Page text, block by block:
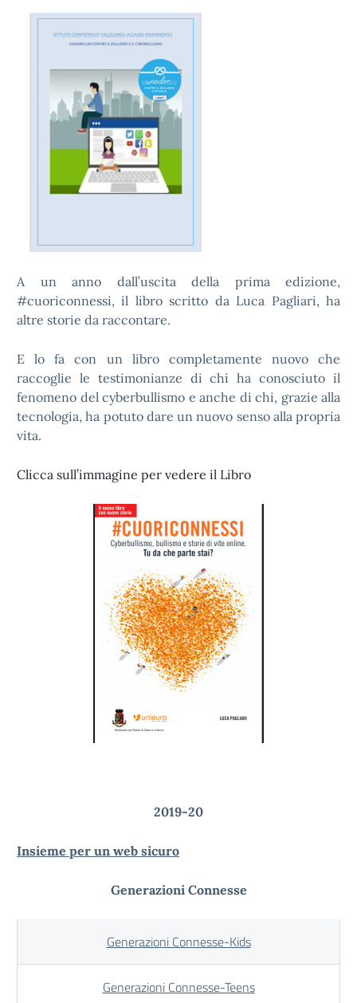
A un anno dall’uscita della prima edizione,
#cuoriconnessi, il libro scritto da Luca Pagliari, ha
altre storie da raccontare.
E lo fa con un libro completamente nuovo che
raccoglie le testimonianze di chi ha conosciuto il
fenomeno del cyberbullismo e anche di chi, grazie alla
tecnologia, ha potuto dare un nuovo senso alla propria
vita.
Clicca sull’immagine per vedere il Libro
2019-20
Insieme per un web sicuro
Generazioni Connesse
Generazioni Connesse-Kids
Generazioni Connesse-Teens